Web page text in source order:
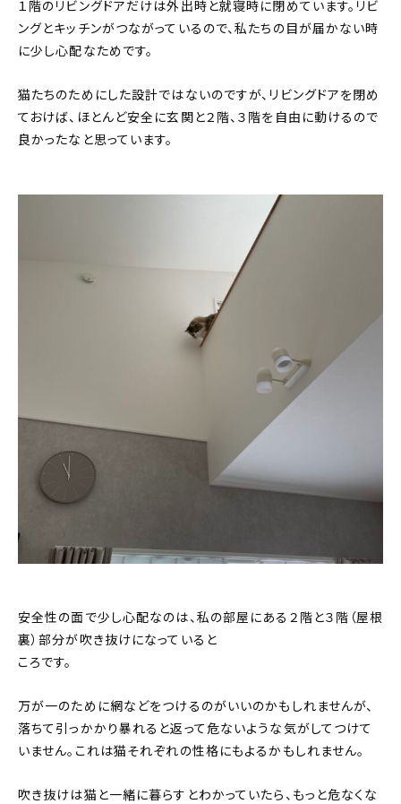
１階のリビングドアだけは外出時と就寝時に閉めています。リビ
ングとキッチンがつながっているので、私たちの目が届かない時
に少し心配なためです。
猫たちのためにした設計ではないのですが、リビングドアを閉め
ておけば、ほとんど安全に玄関と２階、３階を自由に動けるので
良かったなと思っています。
安全性の面で少し心配なのは、私の部屋にある２階と３階（屋根
裏）部分が吹き抜けになっていると
ころです。
万が一のために網などをつけるのがいいのかもしれませんが、
落ちて引っかかり暴れると返って危ないような気がしてつけて
いません。これは猫それぞれの性格にもよるかもしれません。
吹き抜けは猫と一緒に暮らすとわかっていたら、もっと危なくな